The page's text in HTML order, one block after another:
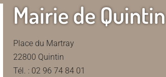
Mairie de Quintin
Place du Martray
22800 Quintin
Tél. : 02 96 74 84 01